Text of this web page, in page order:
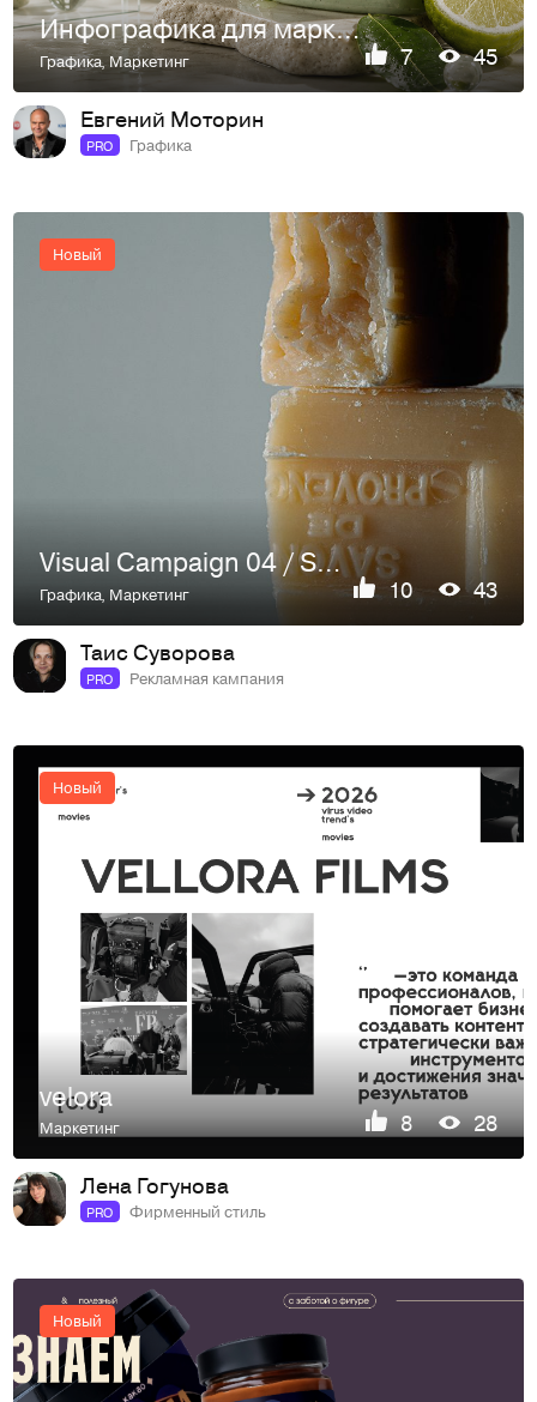
Инфографика для маркетплейса-Скраб для тела
Графика,Маркетинг 7 45
Евгений Моторин
PRO Графика
Новый
Visual Campaign 04 / Savon de Provence
Графика, Маркетинг 10 43
Таис Суворова
PRO Рекламная кампания
Новый
velora
Маркетинг 8 28
Лена Гогунова
PRO Фирменный стиль
Новый